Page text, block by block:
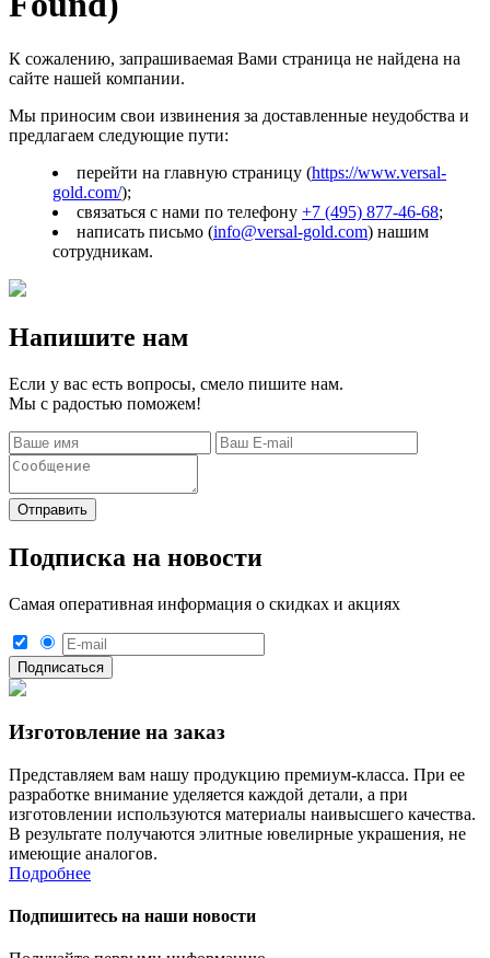
К сожалению, запрашиваемая Вами страница не найдена на
сайте нашей компании.
Мы приносим свои извинения за доставленные неудобства и
предлагаем следующие пути:
перейти на главную страницу (https://www.versal-
gold.com/);
связаться с нами по телефону +7 (495) 877-46-68;
написать письмо (info@versal-gold.com) нашим
сотрудникам.
Напишите нам
Если у вас есть вопросы, смело пишите нам.
Мы с радостью поможем!
Подписка на новости
Самая оперативная информация о скидках и акциях
Изготовление на заказ
Представляем вам нашу продукцию премиум-класса. При ее
разработке внимание уделяется каждой детали, а при
изготовлении используются материалы наивысшего качества.
В результате получаются элитные ювелирные украшения, не
имеющие аналогов.
Подробнее
Подпишитесь на наши новости